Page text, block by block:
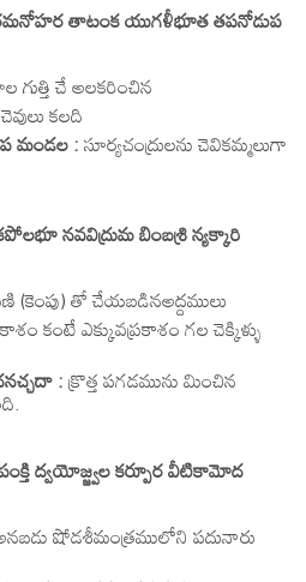
తాటంక యుగళీభూత తపనోడుప
గుత్తి చే అలకరించిన
కలది
మండల :సూర్యచంద్రులను చెవికమ్మలుగా
నవవిద్రుమ బింబశ్రి న్యక్కారి
(కెంపు) తో చేయబడినఅద్దములు
కంటే ఎక్కువప్రకాశం గల చెక్కిళ్ళు
:క్రొత్త పగడమును మించిన
ద్వయోజ్జ్వల కర్పూర వీటికామోద
షోడశీమంత్రములోని పదునారు